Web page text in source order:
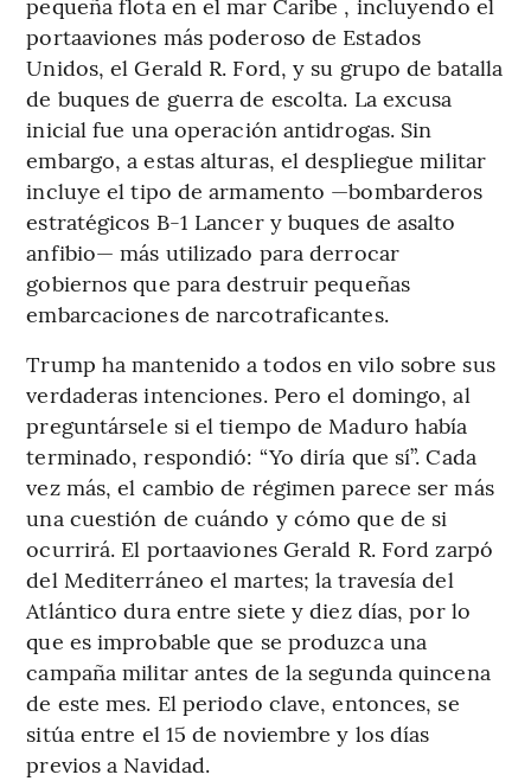
portaaviones más poderoso de Estados
Unidos, el Gerald R. Ford, y su grupo de batalla
de buques de guerra de escolta. La excusa
inicial fue una operación antidrogas. Sin
embargo, a estas alturas, el despliegue militar
incluye el tipo de armamento —bombarderos
estratégicos B-1 Lancer y buques de asalto
anfibio— más utilizado para derrocar
gobiernos que para destruir pequeñas
embarcaciones de narcotraficantes.
Trump ha mantenido a todos en vilo sobre sus
verdaderas intenciones. Pero el domingo, al
preguntársele si el tiempo de Maduro había
terminado, respondió: “Yo diría que sí”. Cada
vez más, el cambio de régimen parece ser más
una cuestión de cuándo y cómo que de si
ocurrirá. El portaaviones Gerald R. Ford zarpó
del Mediterráneo el martes; la travesía del
Atlántico dura entre siete y diez días, por lo
que es improbable que se produzca una
campaña militar antes de la segunda quincena
de este mes. El periodo clave, entonces, se
sitúa entre el 15 de noviembre y los días
previos a Navidad.